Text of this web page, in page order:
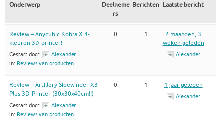
Onderwerp
Deelneme
rs
Berichten Laatste bericht
Review – Anycubic Kobra X 4-
kleuren 3D-printer!
Gestart door:
Alexander
in: Reviews van producten
0 1
2 maanden, 3
weken geleden
Alexander
Review – Artillery Sidewinder X3
Plus 3D-Printer (30x30x40cm!!)
Gestart door:
Alexander
in: Reviews van producten
0 1 1 jaar geleden
Alexander